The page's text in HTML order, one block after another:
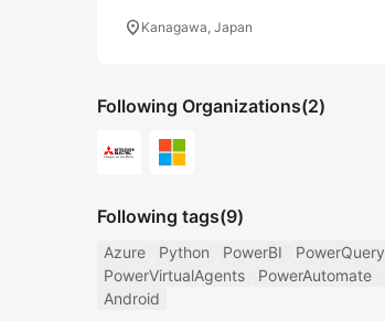
location_on Kanagawa, Japan
Following Organizations(2)
Following tags(9)
Azure Python PowerBI
PowerQuery
PowerVirtualAgents
PowerAutomate
Android